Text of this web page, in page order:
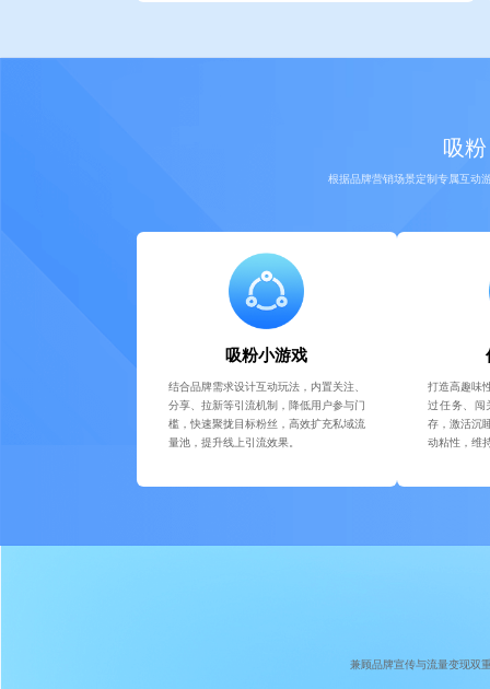
吸
根据品牌营销场景定制专属互动
吸粉小游戏
结合品牌需求设计互动玩法，内置关注、
分享、拉新等引流机制，降低用户参与门
槛，快速聚拢目标粉丝，高效扩充私域流
量池，提升线上引流效果。
打造高趣味
过任务、闯
存，激活沉
动粘性，维
兼顾品牌宣传与流量变现双